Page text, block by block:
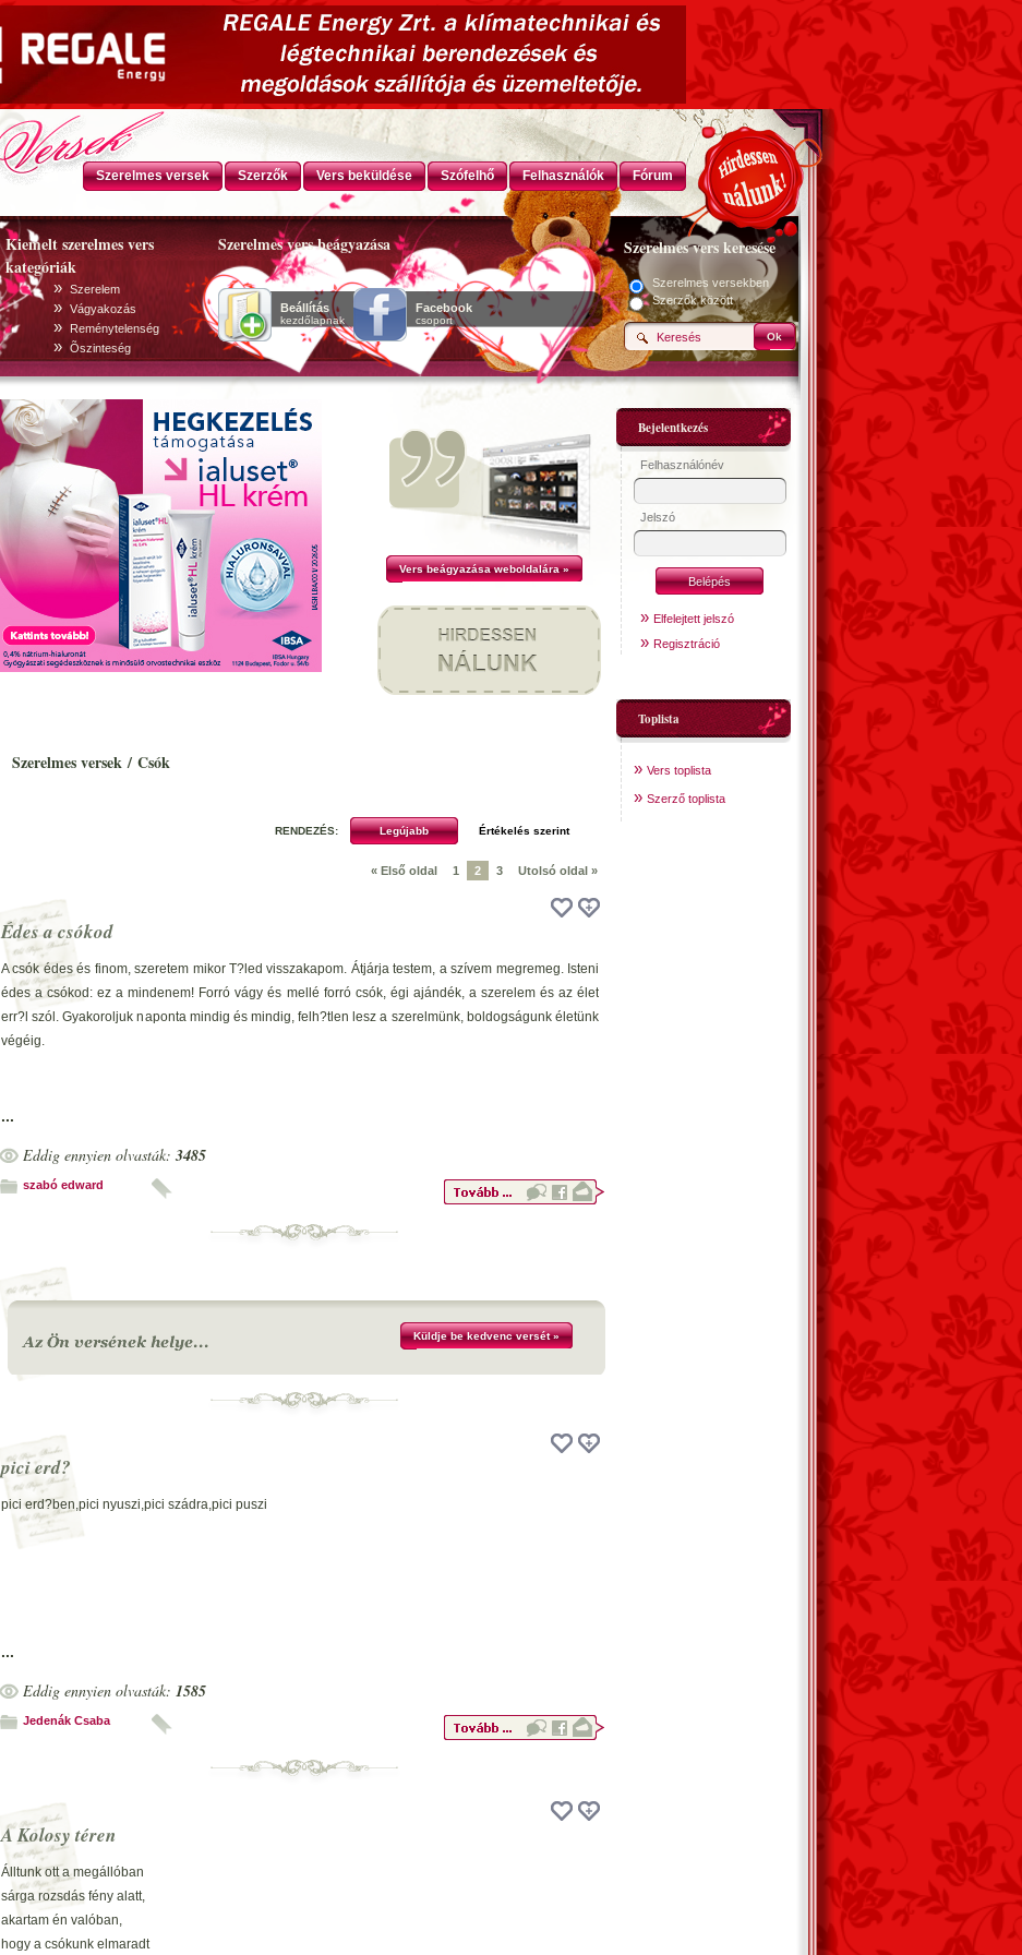
Szerelmes versek Szerzők Vers beküldése Szófelhő Felhasználók Fórum
Kiemelt szerelmes vers
kategóriák
» Szerelem
» Vágyakozás
» Reménytelenség
» Õszinteség
Szerelmes vers beágyazása
Beállítás
kezdőlapnak
Facebook
csoport
Szerelmes vers keresése
Szerelmes versekben
Szerzők között
Ok
Vers beágyazása weboldalára »
Szerelmes versek / Csók
RENDEZÉS:
« Első oldal 1 2 3 Utolsó oldal »
Édes a csókod
A csók édes és finom, szeretem mikor T?led visszakapom. Átjárja testem, a szívem megremeg. Isteni
édes a csókod: ez a mindenem! Forró vágy és mellé forró csók, égi ajándék, a szerelem és az élet
err?l szól. Gyakoroljuk naponta mindig és mindig, felh?tlen lesz a szerelmünk, boldogságunk életünk
végéig.
...
Eddig ennyien olvasták: 3485
szabó edward
Küldje be kedvenc versét »
pici erd?
pici erd?ben,pici nyuszi,pici szádra,pici puszi
...
Eddig ennyien olvasták: 1585
Jedenák Csaba
A Kolosy téren
Álltunk ott a megállóban
sárga rozsdás fény alatt,
akartam én valóban,
hogy a csókunk elmaradt
Bejelentkezés
Felhasználónév
Jelszó
» Elfelejtett jelszó
» Regisztráció
Toplista
» Vers toplista
» Szerző toplista